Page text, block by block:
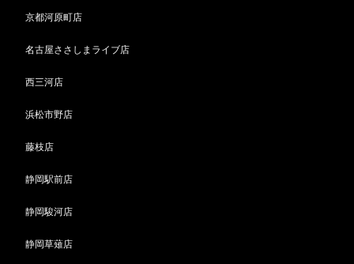
京都河原町店
名古屋ささしまライブ店
西三河店
浜松市野店
藤枝店
静岡駅前店
静岡駿河店
静岡草薙店